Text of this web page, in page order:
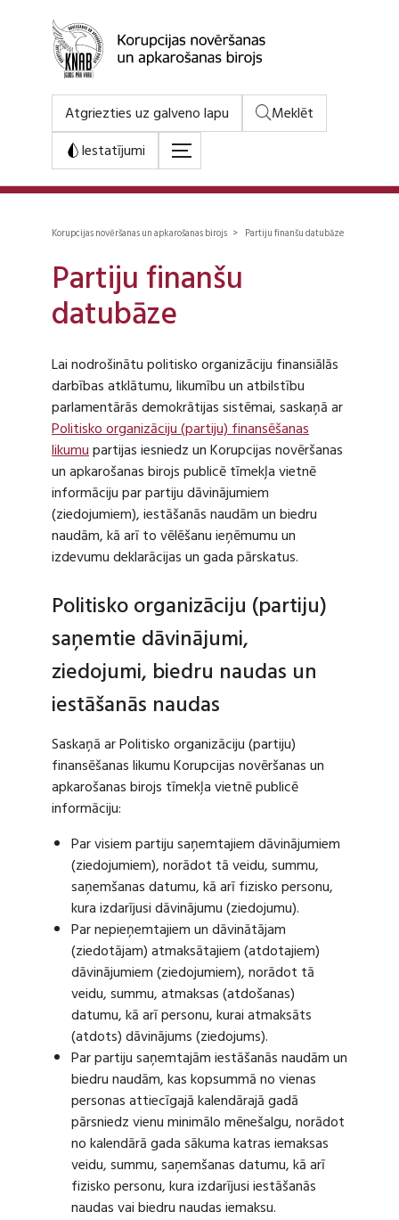
Atgriezties uz galveno lapu
Meklēt
Iestatījumi
Korupcijas novēršanas un apkarošanas birojs > Partiju finanšu datubāze
Partiju finanšu
datubāze
Lai nodrošinātu politisko organizāciju finansiālās
darbības atklātumu, likumību un atbilstību
parlamentārās demokrātijas sistēmai, saskaņā ar
Politisko organizāciju (partiju) finansēšanas
likumupartijas iesniedz un Korupcijas novēršanas
un apkarošanas birojs publicē tīmekļa vietnē
informāciju par partiju dāvinājumiem
(ziedojumiem), iestāšanās naudām un biedru
naudām, kā arī to vēlēšanu ieņēmumu un
izdevumu deklarācijas un gada pārskatus.
Politisko organizāciju (partiju)
saņemtie dāvinājumi,
ziedojumi, biedru naudas un
iestāšanās naudas
Saskaņā ar Politisko organizāciju (partiju)
finansēšanas likumu Korupcijas novēršanas un
apkarošanas birojs tīmekļa vietnē publicē
informāciju:
Par visiem partiju saņemtajiem dāvinājumiem
(ziedojumiem), norādot tā veidu, summu,
saņemšanas datumu, kā arī fizisko personu,
kura izdarījusi dāvinājumu (ziedojumu).
Par nepieņemtajiem un dāvinātājam
(ziedotājam) atmaksātajiem (atdotajiem)
dāvinājumiem (ziedojumiem), norādot tā
veidu, summu, atmaksas (atdošanas)
datumu, kā arī personu, kurai atmaksāts
(atdots) dāvinājums (ziedojums).
Par partiju saņemtajām iestāšanās naudām un
biedru naudām, kas kopsummā no vienas
personas attiecīgajā kalendārajā gadā
pārsniedz vienu minimālo mēnešalgu, norādot
no kalendārā gada sākuma katras iemaksas
veidu, summu, saņemšanas datumu, kā arī
fizisko personu, kura izdarījusi iestāšanās
naudas vai biedru naudas iemaksu.